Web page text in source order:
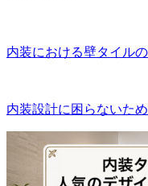
内装における壁タイル
内装設計に困らないた